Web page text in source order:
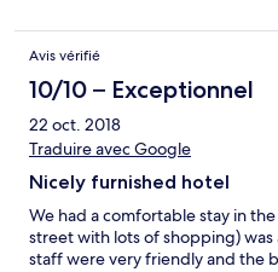
Avis vérifié
10/10 – Exceptionnel
22 oct. 2018
Traduire avec Google
Nicely furnished hotel
We had a comfortable stay in
street with lots of shopping) was
staff were very friendly and the